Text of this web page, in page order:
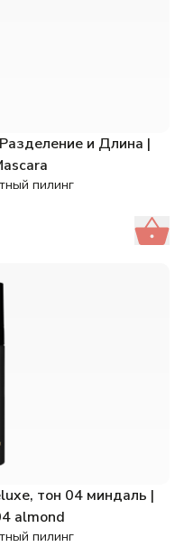
и Длина |
пилинг
тон 04 миндаль |
almond
пилинг